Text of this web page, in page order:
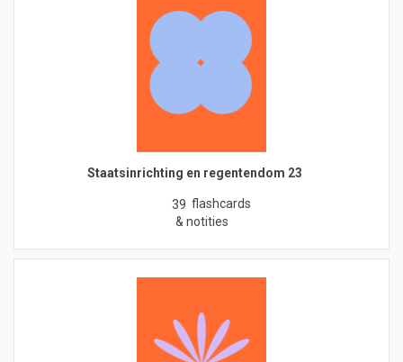
Staatsinrichting en regentendom 23
39 flashcards
& notities